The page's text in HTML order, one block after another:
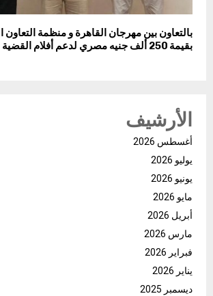
بالتعاون بين مهرجان القاهرة و منظمة التعاون
بقيمة 250 ألف جنيه مصري لدعم أفلام القضية الفـ/لسطـ/ينية
الأرشيف
أغسطس 2026
يوليو 2026
يونيو 2026
مايو 2026
أبريل 2026
مارس 2026
فبراير 2026
يناير 2026
ديسمبر 2025